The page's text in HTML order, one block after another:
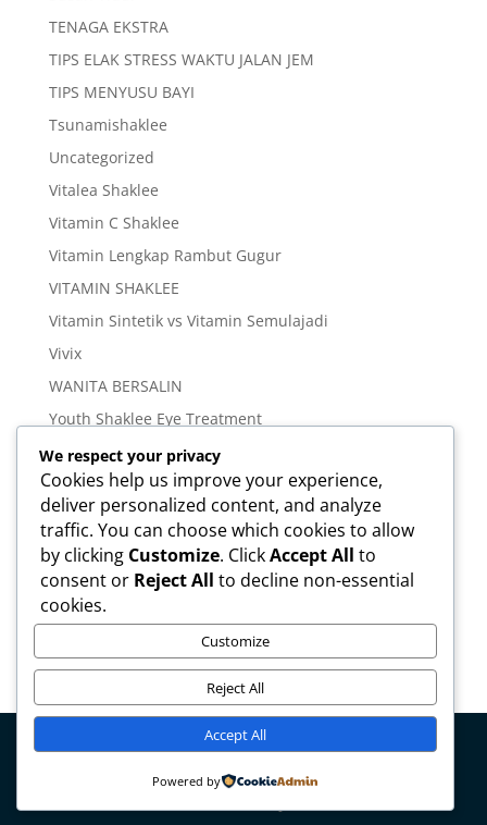
TENAGA EKSTRA
TIPS ELAK STRESS WAKTU JALAN JEM
TIPS MENYUSU BAYI
Tsunamishaklee
Uncategorized
Vitalea Shaklee
Vitamin C Shaklee
Vitamin Lengkap Rambut Gugur
VITAMIN SHAKLEE
Vitamin Sintetik vs Vitamin Semulajadi
Vivix
WANITA BERSALIN
Youth Shaklee Eye Treatment
YOUTH SKIN CARE SERIES
Meta
Log in
Entries feed
Comments feed
Copyright © mirahamzah.com Design by
We respect your privacy
Cookies help us improve your experience,
deliver personalized content, and analyze
traffic. You can choose which cookies to allow
by clicking Customize. ClickAccept All to
consent or Reject All to decline non-essential
cookies.
Customize
Reject All
Accept All
Powered by